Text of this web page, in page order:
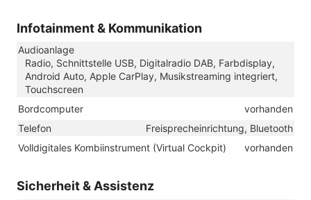
Infotainment & Kommunikation
Audioanlage
Radio, Schnittstelle USB, Digitalradio DAB, Farbdisplay,
Android Auto, Apple CarPlay, Musikstreaming integriert,
Touchscreen
Bordcomputer
vorhanden
Telefon
Freisprecheinrichtung, Bluetooth
Volldigitales Kombiinstrument (Virtual Cockpit)
vorhanden
Sicherheit & Assistenz